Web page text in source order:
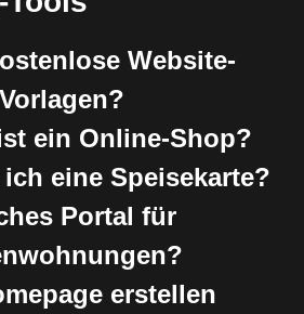
Website-
Vorlagen?
ein Online-Shop?
eine Speisekarte?
Portal für
erstellen